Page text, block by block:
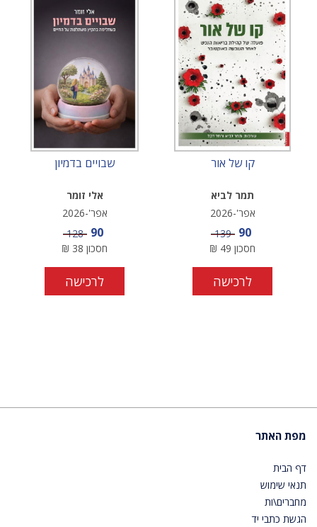
קו של אור
תמר לביא
אפר'-2026
מחיר מבצע
90 מחיר
139
חסכון 49
₪
לרכישה
שבויים בדמיון
אלי זומר
אפר'-2026
מחיר מבצע
90 מחיר
128
חסכון 38
₪
לרכישה
מפת האתר
דף הבית
תנאי שימוש
מחברים\ות
הגשת כתבי יד